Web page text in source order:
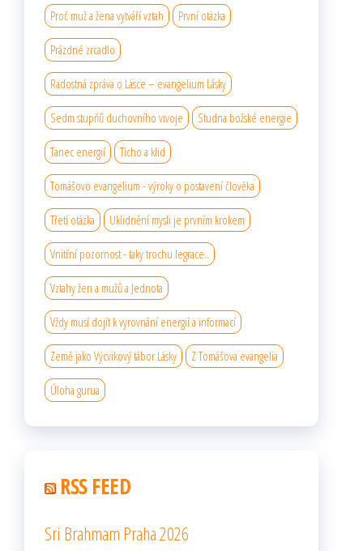
Proč muž a žena vytváří vztah První otázka
Prázdné zrcadlo
Radostná zpráva o Lásce – evangelium Lásky
Sedm stupňů duchovního vıvoje Studna božské energie
Tanec energií Ticho a klid
Tomášovo evangelium - výroky o postavení člověka
Třetí otázka Uklidnění mysli je prvním krokem
Vnitřní pozornost - taky trochu legrace..
Vztahy žen a mužů a Jednota
Vždy musí dojít k vyrovnání energií a informací
Země jako Výcvikový tábor Lásky Z Tomášova evangelia
Úloha gurua
RSS FEED
Sri Brahmam Praha 2026